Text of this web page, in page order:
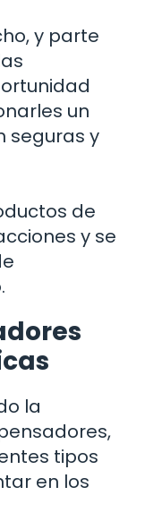
y parte
un
seguras y
de
y se
la
tipos
en los